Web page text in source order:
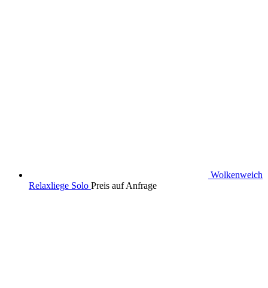
Wolkenweich
Relaxliege Solo Preis auf Anfrage